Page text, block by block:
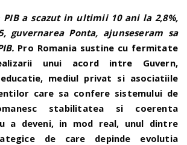
PIB a scazut in ultimii 10 ani la 2,8%,
guvernarea Ponta, ajunseseram sa
Pro Romania sustine cu fermitate
unui acord intre Guvern,
mediul privat si asociatiile
care sa confere sistemului de
stabilitatea si coerenta
a deveni, in mod real, unul dintre
de care depinde evolutia